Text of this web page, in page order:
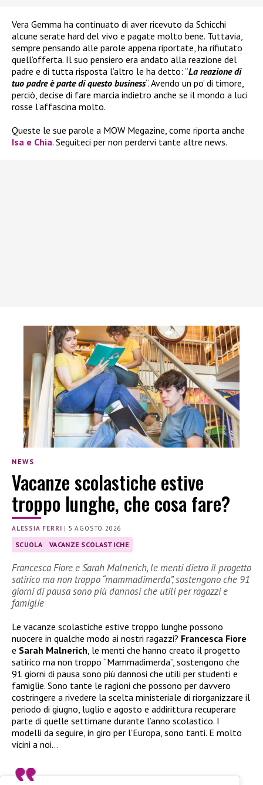
Vera Gemma ha continuato di aver ricevuto da Schicchi
alcune serate hard del vivo e pagate molto bene. Tuttavia,
sempre pensando alle parole appena riportate, ha rifiutato
quell’offerta. Il suo pensiero era andato alla reazione del
padre e di tutta risposta l’altro le ha detto: “La reazione di
tuo padre è parte di questo business“. Avendo un po’ di timore,
perciò, decise di fare marcia indietro anche se il mondo a luci
rosse l’affascina molto.
Queste le sue parole a MOW Megazine, come riporta anche
Isa e Chia. Seguiteci per non perdervi tante altre news.
NEWS
Vacanze scolastiche estive
troppo lunghe, che cosa fare?
ALESSIA FERRI | 5 AGOSTO 2026
SCUOLA VACANZE SCOLASTICHE
Francesca Fiore e Sarah Malnerich, le menti dietro il progetto
satirico ma non troppo “mammadimerda”, sostengono che 91
giorni di pausa sono più dannosi che utili per ragazzi e
famiglie
Le vacanze scolastiche estive troppo lunghe possono
nuocere in qualche modo ai nostri ragazzi? Francesca Fiore
e Sarah Malnerich, le menti che hanno creato il progetto
satirico ma non troppo “Mammadimerda”, sostengono che
91 giorni di pausa sono più dannosi che utili per studenti e
famiglie. Sono tante le ragioni che possono per davvero
costringere a rivedere la scelta ministeriale di riorganizzare il
periodo di giugno, luglio e agosto e addirittura recuperare
parte di quelle settimane durante l’anno scolastico. I
modelli da seguire, in giro per l’Europa, sono tanti. E molto
vicini a noi…